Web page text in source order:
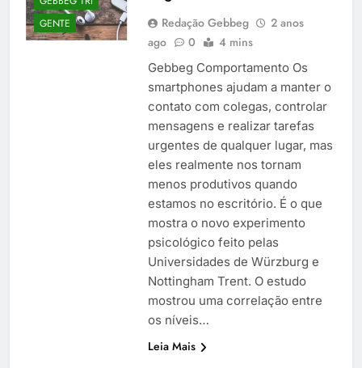
GENTE
Redação Gebbeg
2 anos
ago
0 4 mins
Gebbeg Comportamento Os
smartphones ajudam a manter o
contato com colegas, controlar
mensagens e realizar tarefas
urgentes de qualquer lugar, mas
eles realmente nos tornam
menos produtivos quando
estamos no escritório. É o que
mostra o novo experimento
psicológico feito pelas
Universidades de Würzburg e
Nottingham Trent. O estudo
mostrou uma correlação entre
os níveis…
Leia Mais